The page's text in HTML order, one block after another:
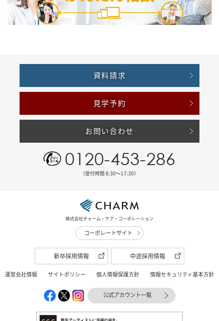
資料請求
見学予約
お問い合わせ
0120-453-286
（受付時間 8:30〜17:30）
株式会社チャーム・ケア・コーポレーション
コーポレートサイト
新卒採用情報 中途採用情報
運営会社情報 サイトポリシー 個人情報保護方針 情報セキュリティ基本方針
公式アカウント一覧